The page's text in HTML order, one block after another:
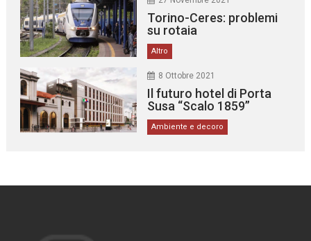
Torino-Ceres: problemi
su rotaia
Altro
8 Ottobre 2021
Il futuro hotel di Porta
Susa “Scalo 1859”
Ambiente e decoro